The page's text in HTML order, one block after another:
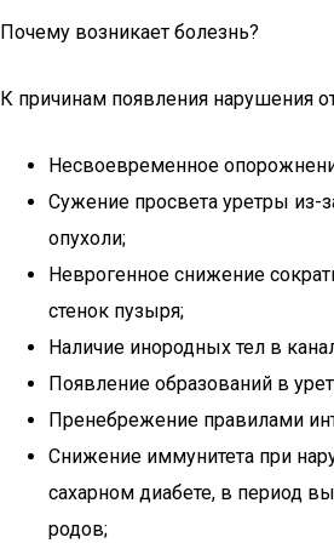
Почему возникает болезнь?
К причинам появления нарушения
Несвоевременное
Сужение просвета уретры из-
опухоли;
Неврогенное снижение
стенок пузыря;
Наличие инородных тел в
Появление образований в
Пренебрежение правилами
Снижение иммунитета при
сахарном диабете, в период
родов;